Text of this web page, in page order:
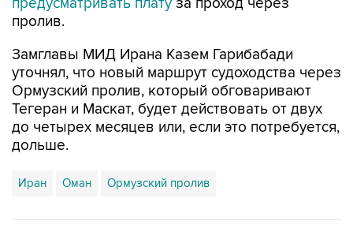
Замглавы МИД Ирана Казем Гарибабади
Ормузский пролив, который обговаривают
Тегеран и Маскат, будет действовать от двух
до четырех месяцев или, если это потребуется,
дольше.
Иран Оман